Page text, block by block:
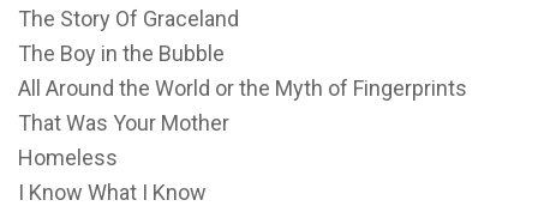
The Story Of Graceland
The Boy in the Bubble
All Around the World or the Myth of Fingerprints
That Was Your Mother
Homeless
I Know What I Know